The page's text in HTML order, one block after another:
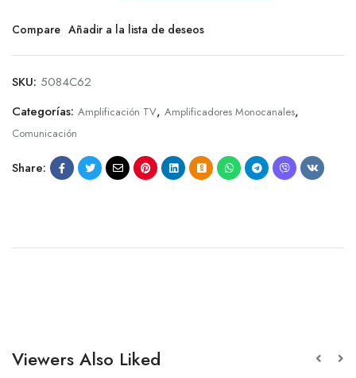
Compare Añadir a la lista de deseos
SKU: 5084C62
Categorías: Amplificación TV, Amplificadores Monocanales,
Comunicación
Share:
Viewers Also Liked